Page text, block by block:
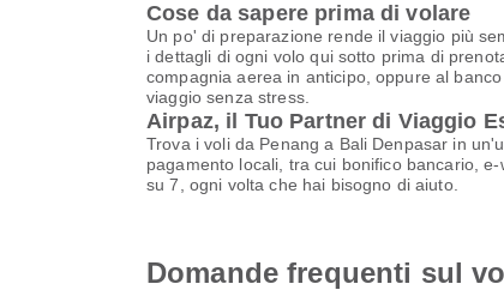
Cose da sapere prima di volare
Un po' di preparazione rende il viaggio più
i dettagli di ogni volo qui sotto prima di
compagnia aerea in anticipo, oppure al
viaggio senza stress.
Airpaz, il Tuo Partner di Viaggio
Trova i voli da Penang a Bali Denpasar in
pagamento locali, tra cui bonifico bancario,
su 7, ogni volta che hai bisogno di aiuto.
Domande frequenti sul